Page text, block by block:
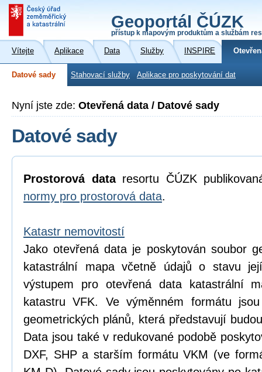
Geoportál ČÚZK
přístup k mapovým produktům a službám
Vítejte Aplikace Data Služby INSPIRE
Datové sady Stahovací služby Aplikace pro poskytování dat
Nyní jste zde: Otevřená data / Datové sady
Datové sady
Prostorová data resortu ČÚZK
normy pro prostorová data.
Katastr nemovitostí
Jako otevřená data je poskytován soubor
katastrální mapa včetně údajů o stavu
výstupem pro otevřená data katastrální
katastru VFK. Ve výměnném formátu
geometrických plánů, která představují
Data jsou také v redukované podobě
DXF, SHP a starším formátu VKM (ve